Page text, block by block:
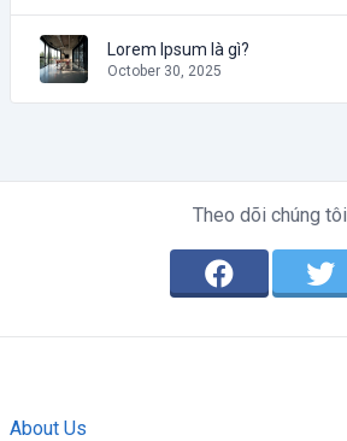
Lorem Ipsum là gì?
October 30, 2025
Theo dõi chúng tôi
About Us